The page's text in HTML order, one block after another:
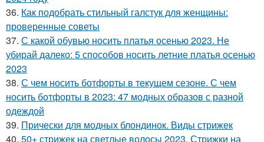
36. Как подобрать стильный галстук для женщины:
проверенные советы
37. С какой обувью носить платья осенью 2023. Не
убирай далеко: 5 способов носить летние платья осенью
2023
38. С чем носить ботфорты в текущем сезоне. С чем
носить ботфорты в 2023: 47 модных образов с разной
одеждой
39. Прически для модных блондинок. Виды стрижек
40. 50+ стрижек на светлые волосы 2023. Стрижки на